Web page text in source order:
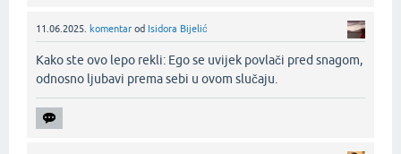
11.06.2025. komentar od Isidora Bijelić
Kako ste ovo lepo rekli: Ego se uvijek povlači pred snagom,
odnosno ljubavi prema sebi u ovom slučaju.‌